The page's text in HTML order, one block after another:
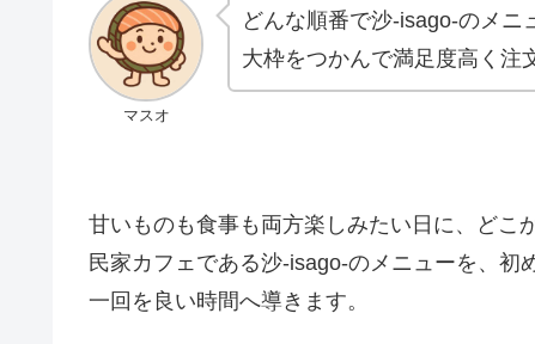
マスオ
どんな順番で沙-isago-のメ
大枠をつかんで満足度高く注
甘いものも食事も両方楽しみたい日に、どこ
民家カフェである沙-isago-のメニューを、
一回を良い時間へ導きます。